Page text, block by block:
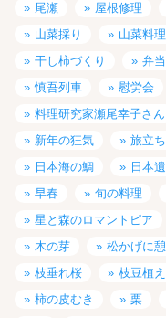
尾瀬
屋根修理
山菜採り
山菜料理
干し柿づくり
弁
慎吾列車
慰労会
料理研究家瀬尾幸子さん
新年の狂気
旅立ち
日本海の鯛
日本
早春
旬の料理
星と森のロマントピア
木の芽
松かげに憩
枝垂れ桜
枝豆植え
柿の皮むき
栗